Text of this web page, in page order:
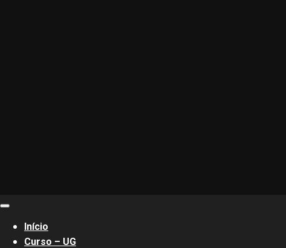
Primary
MenuInício
Curso – UG